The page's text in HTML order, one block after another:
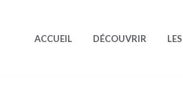
ACCUEIL DÉCOUVRIR